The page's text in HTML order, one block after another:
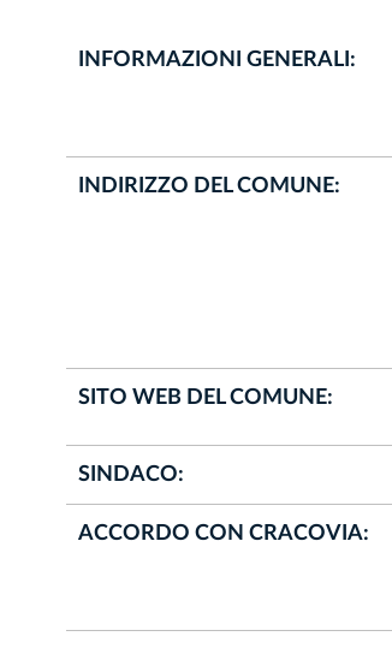
INFORMAZIONI GENERALI:
INDIRIZZO DEL COMUNE:
SITO WEB DEL COMUNE:
SINDACO:
ACCORDO CON CRACOVIA: